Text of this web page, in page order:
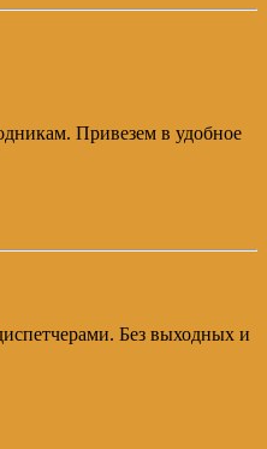
Привезем в удобное
Без выходных и